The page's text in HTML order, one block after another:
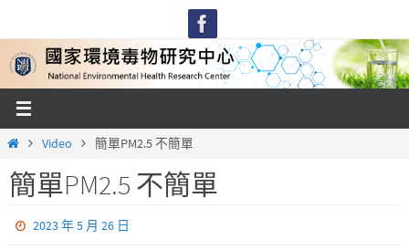
content
HomeVideo 簡單PM2.5 不簡單
簡單PM2.5 不簡單
2023 年 5 月 26 日